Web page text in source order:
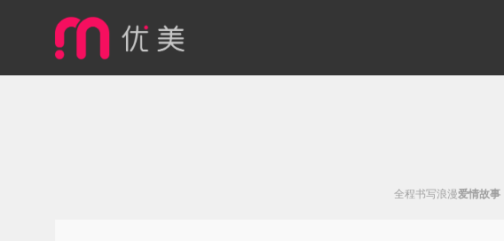
全程书写浪漫爱情故事